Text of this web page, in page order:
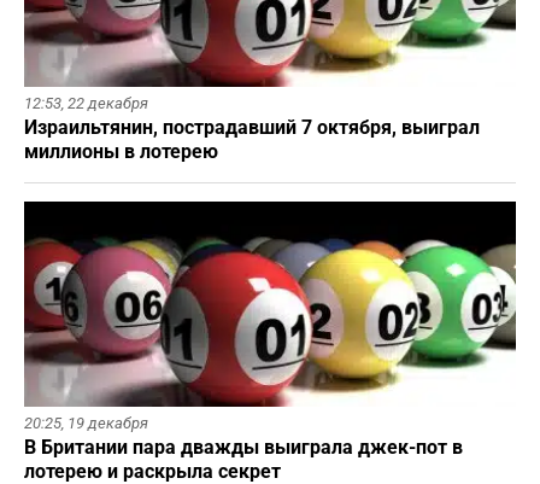
12:53, 22 декабря
Израильтянин, пострадавший 7 октября, выиграл
миллионы в лотерею
20:25, 19 декабря
В Британии пара дважды выиграла джек-пот в
лотерею и раскрыла секрет